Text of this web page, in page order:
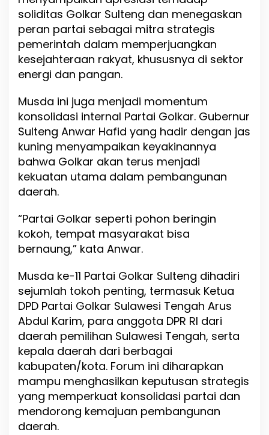
soliditas Golkar Sulteng dan menegaskan
peran partai sebagai mitra strategis
pemerintah dalam memperjuangkan
kesejahteraan rakyat, khususnya di sektor
energi dan pangan.
Musda ini juga menjadi momentum
konsolidasi internal Partai Golkar. Gubernur
Sulteng Anwar Hafid yang hadir dengan jas
kuning menyampaikan keyakinannya
bahwa Golkar akan terus menjadi
kekuatan utama dalam pembangunan
daerah.
“Partai Golkar seperti pohon beringin
kokoh, tempat masyarakat bisa
bernaung,” kata Anwar.
Musda ke-11 Partai Golkar Sulteng dihadiri
sejumlah tokoh penting, termasuk Ketua
DPD Partai Golkar Sulawesi Tengah Arus
Abdul Karim, para anggota DPR RI dari
daerah pemilihan Sulawesi Tengah, serta
kepala daerah dari berbagai
kabupaten/kota. Forum ini diharapkan
mampu menghasilkan keputusan strategis
yang memperkuat konsolidasi partai dan
mendorong kemajuan pembangunan
daerah.